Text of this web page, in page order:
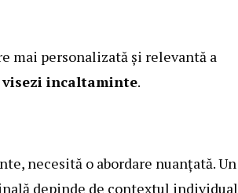
mai personalizată și relevantă a
visezi incaltaminte.
necesită o abordare nuanțată. Un
depinde de contextul individual